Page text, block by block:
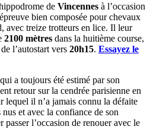
de Vincennes à l’occasion
bien composée pour chevaux
avec treize trotteurs en lice. Il leur
2100 mètres dans la huitième course,
l’autostart vers 20h15. Essayez le
a toujours été estimé par son
retour sur la cendrée parisienne en
lequel il n’a jamais connu la défaite
et avec la confiance de son
passer l’occasion de renouer avec le